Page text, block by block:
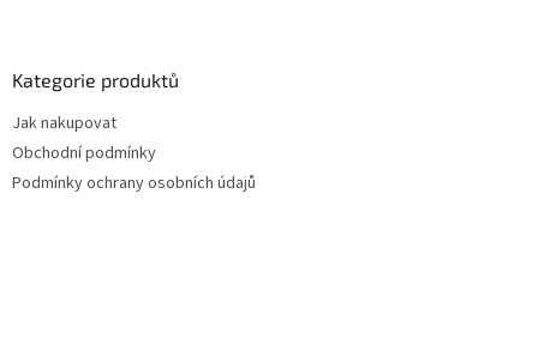
Kategorie produktů
Jak nakupovat
Obchodní podmínky
Podmínky ochrany osobních údajů